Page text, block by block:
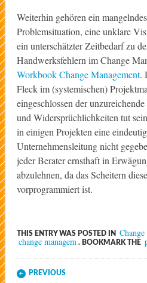
Weiterhin gehören ein
Problemsituation, eine unklare
ein unterschätzter Zeitbedarf zu
Handwerksfehlern im Change
Workbook Change Management.
Fleck im (systemischen)
eingeschlossen der
und Widersprüchlichkeiten tut
in einigen Projekten eine
Unternehmensleitung nicht
jeder Berater ernsthaft in
abzulehnen, da das Scheitern
vorprogrammiert ist.
THIS ENTRY WAS POSTED IN
change managem . BOOKMARK THE
Post
PREVIOUS